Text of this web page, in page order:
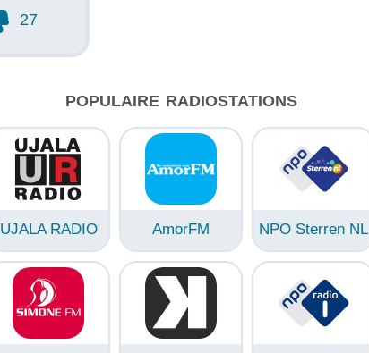
27
POPULAIRE RADIOSTATIONS
UJALA RADIO AmorFM NPO Sterren NL